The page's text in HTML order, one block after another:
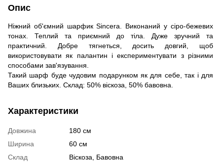
Опис
Ніжний об'ємний шарфик Sincera. Виконаний у сіро-бежевих
тонах. Теплий та приємний до тіла. Дуже зручний та
практичний. Добре тягнеться, досить довгий, щоб
використовувати як палантин і експериментувати з різними
способами зав'язування.
Такий шарф буде чудовим подарунком як для себе, так і для
Ваших близьких. Склад: 50% віскоза, 50% бавовна.
Характеристики
Довжина
180 см
Ширина
60 см
Склад
Віскоза, Бавовна